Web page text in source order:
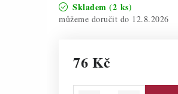
Skladem (2 ks)
12.8.2026
76 Kč